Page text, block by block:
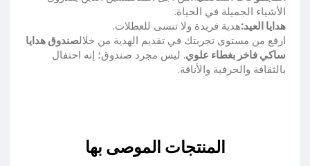
الأشياء الجميلة في الحياة.
هدايا العيد:هدية فريدة ولا تنسى للعطلات.
ارفع من مستوى تجربتك في تقديم الهدية من خلالصندوق هدايا
ساكي فاخر بغطاء علوي. ليس مجرد صندوق؛ إنه احتفال
بالثقافة والحرفية والأناقة.
المنتجات الموصى بها